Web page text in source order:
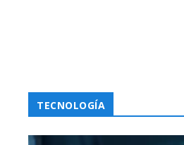
TECNOLOGÍA